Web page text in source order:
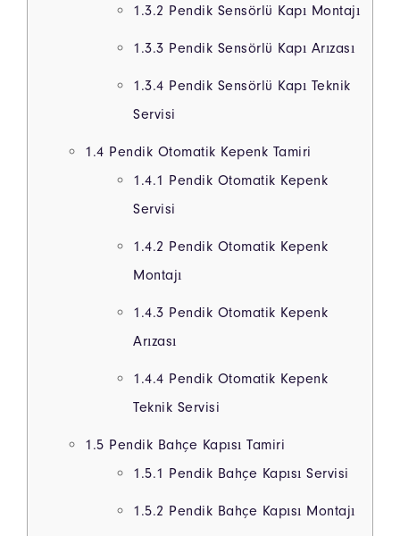
1.3.2 Pendik Sensörlü Kapı Montajı
1.3.3 Pendik Sensörlü Kapı Arızası
1.3.4 Pendik Sensörlü Kapı Teknik
Servisi
1.4 Pendik Otomatik Kepenk Tamiri
1.4.1 Pendik Otomatik Kepenk
Servisi
1.4.2 Pendik Otomatik Kepenk
Montajı
1.4.3 Pendik Otomatik Kepenk
Arızası
1.4.4 Pendik Otomatik Kepenk
Teknik Servisi
1.5 Pendik Bahçe Kapısı Tamiri
1.5.1 Pendik Bahçe Kapısı Servisi
1.5.2 Pendik Bahçe Kapısı Montajı